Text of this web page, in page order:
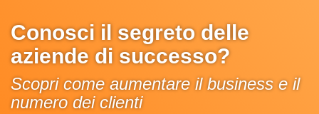
Conosci il segreto delle
aziende di successo?
Scopri come aumentare il business e il
numero dei clienti